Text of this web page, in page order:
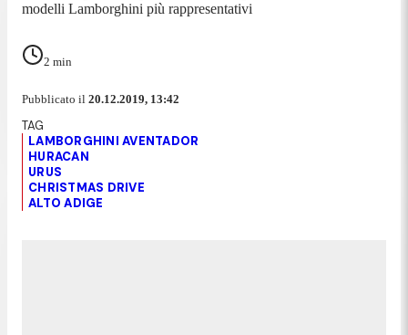
modelli Lamborghini più rappresentativi
2 min
Pubblicato il 20.12.2019, 13:42
LAMBORGHINI AVENTADOR
HURACAN
URUS
CHRISTMAS DRIVE
ALTO ADIGE